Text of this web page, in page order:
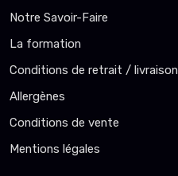
Notre Savoir-Faire
La formation
Conditions de retrait / livraison
Allergènes
Conditions de vente
Mentions légales